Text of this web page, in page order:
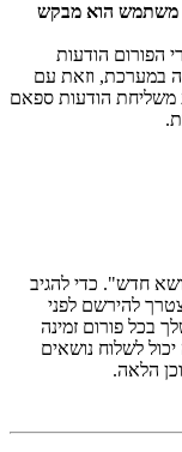
משתמש הוא מבקש
הפורום הודעות
במערכת, וזאת עם
משליחת הודעות ספאם
חדש". כדי להגיב
להירשם לפני
בכל פורום זמינה
לשלוח נושאים
הלאה.